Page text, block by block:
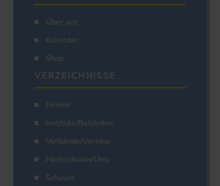
Über uns
Kalender
Shop
VERZEICHNISSE
Firmen
Institute/Behörden
Verbände/Vereine
Hochschulen/Unis
Schulen